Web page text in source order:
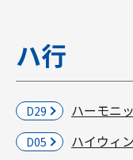
ハ行
D29 ハーモニ
D05 ハイウィン